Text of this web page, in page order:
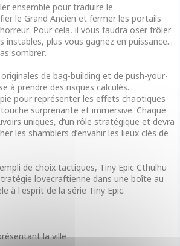
ensemble pour traduire le
le Grand Ancien et fermer les portails
Pour cela, il vous faudra oser frôler
instables, plus vous gagnez en puissance...
sombrer.
de bag-building et de push-your-
à prendre des risques calculés.
pour représenter les effets chaotiques
surprenante et immersive. Chaque
uniques, d’un rôle stratégique et devra
les shamblers d’envahir les lieux clés de
de choix tactiques, Tiny Epic Cthulhu
lovecraftienne dans une boîte au
à l'esprit de la série Tiny Epic.
la ville